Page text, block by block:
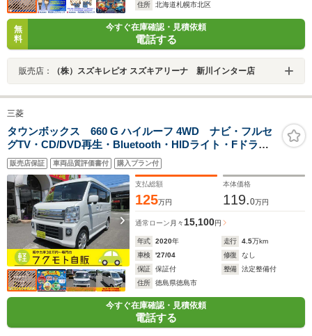
住所
北海道札幌市北区
無
料
今すぐ在庫確認・見積依頼
電話する
販売店： （株）スズキレピオ スズキアリーナ 新川インター店
三菱
タウンボックス 660 G ハイルーフ 4WD ナビ・フルセ
グTV・CD/DVD再生・Bluetooth・HIDライト・Fドラレ
コ・追突軽減ブレーキ・左側電動スライド・シートヒー
ター・ソナー・ステリモ・4WD
販売店保証 車両品質評価書付 購入プラン付
支払総額
125万円
本体価格
119.0万円
通常ローン 月々 15,100円
年式 2020年 走行 4.5万km
車検
'27/04 修復
なし
保証
保証付 整備
法定整備付
住所
徳島県徳島市
今すぐ在庫確認・見積依頼
電話する